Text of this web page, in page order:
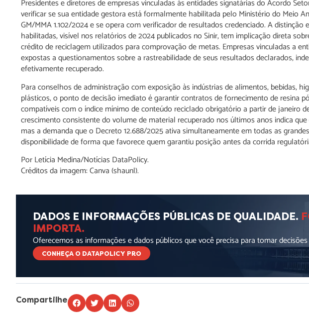
Presidentes e diretores de empresas vinculadas às entidades signatárias do Acordo
verificar se sua entidade gestora está formalmente habilitada pelo Ministério do Meio
GM/MMA 1.102/2024 e se opera com verificador de resultados credenciado. A distinção
habilitadas, visível nos relatórios de 2024 publicados no Sinir, tem implicação direta
crédito de reciclagem utilizados para comprovação de metas. Empresas vinculadas a
expostas a questionamentos sobre a rastreabilidade de seus resultados declarados,
efetivamente recuperado.
Para conselhos de administração com exposição às indústrias de alimentos, bebidas,
plásticos, o ponto de decisão imediato é garantir contratos de fornecimento de resina
compatíveis com o índice mínimo de conteúdo reciclado obrigatório a partir de janeiro
crescimento consistente do volume de material recuperado nos últimos anos indica
mas a demanda que o Decreto 12.688/2025 ativa simultaneamente em todas as
disponibilidade de forma que favorece quem garantiu posição antes da corrida
Por Letícia Medina/Notícias DataPolicy.
Créditos da imagem: Canva (shaunl).
DADOS E INFORMAÇÕES PÚBLICAS DE QUALIDADE.
IMPORTA.
Oferecemos as informações e dados públicos que você precisa para tomar
CONHEÇA O DATAPOLICY PRO
Compartilhe